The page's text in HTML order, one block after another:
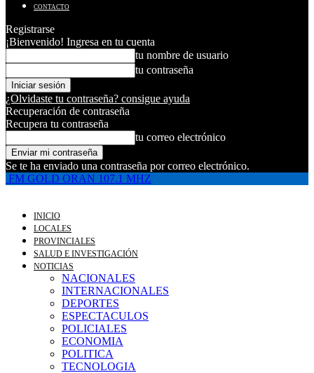
CONTACTO
Registrarse
¡Bienvenido! Ingresa en tu cuenta
tu nombre de usuario
tu contraseña
¿Olvidaste tu contraseña? consigue ayuda
Recuperación de contraseña
Recupera tu contraseña
tu correo electrónico
Se te ha enviado una contraseña por correo electrónico.
FM GOLD ORAN 107.1 MHZ
INICIO
LOCALES
PROVINCIALES
SALUD E INVESTIGACIÓN
NOTICIAS
NACIONALES
INTERNACIONALES
DEPORTES
ESPECTACULOS
POLICIALES
ECONOMIA
POLITICA
TECNOLOGIA